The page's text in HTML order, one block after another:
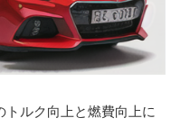
ルク向上と燃費向上に